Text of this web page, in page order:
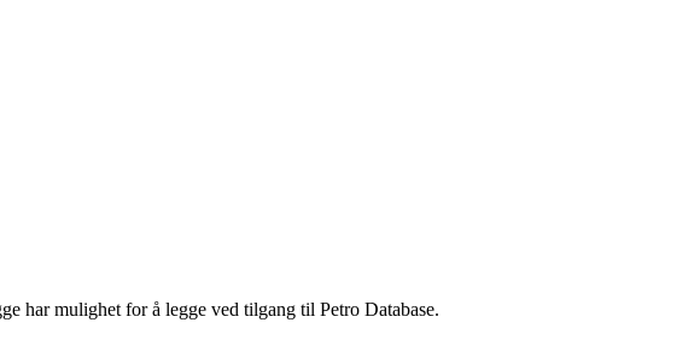
har mulighet for å legge ved tilgang til Petro Database.